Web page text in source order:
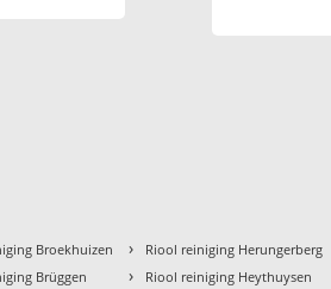
Broekhuizen
Brüggen
› Riool reiniging Herungerberg
› Riool reiniging Heythuysen